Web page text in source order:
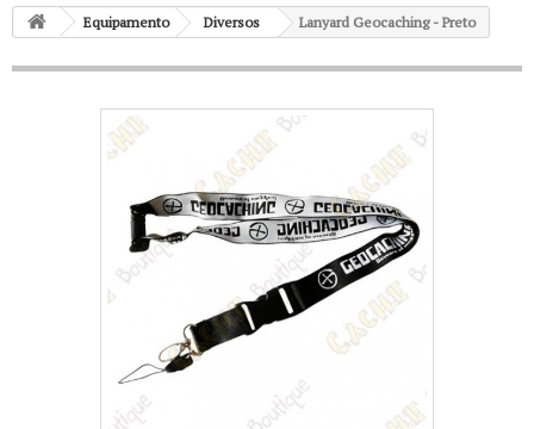
Equipamento Diversos Lanyard Geocaching - Preto